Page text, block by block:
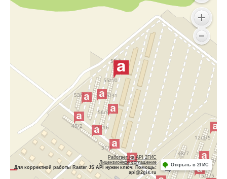
Работает на API 2ГИС
Лицензионное соглашение
Для корректной работы Raster JS API нужен ключ. Помощь:
api@2gis.ru
Открыть в 2ГИС